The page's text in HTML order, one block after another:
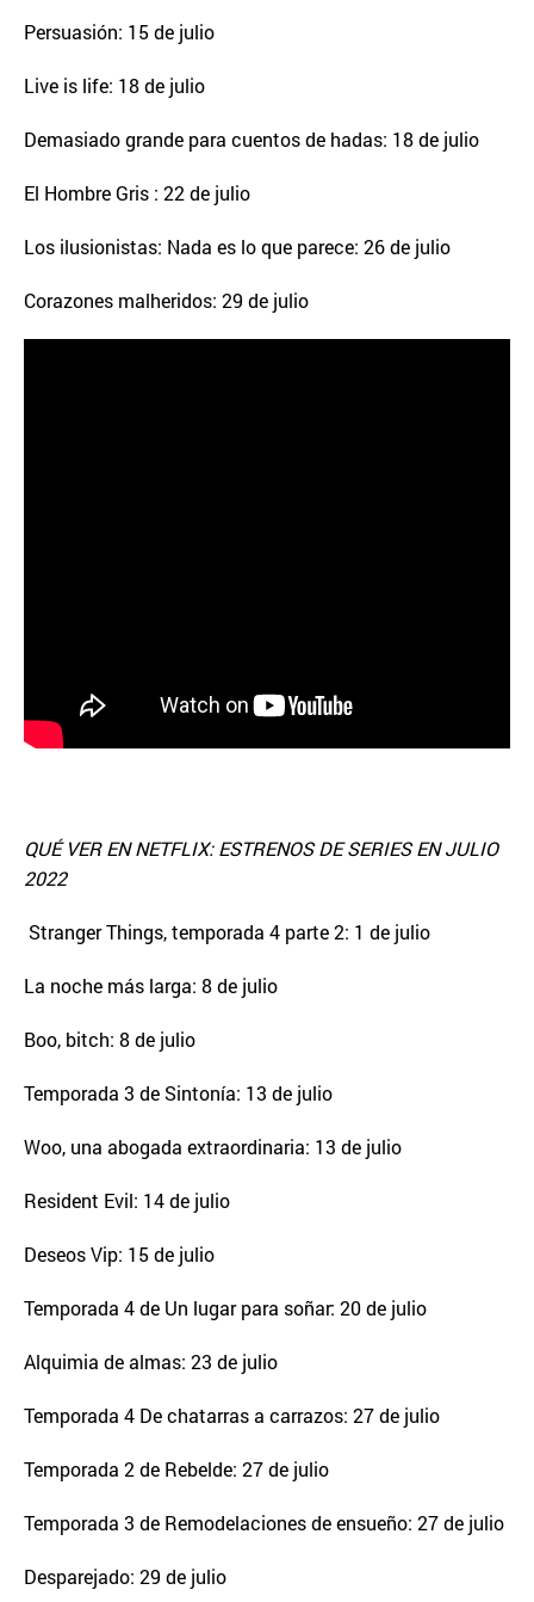
Persuasión: 15 de julio
Live is life: 18 de julio
Demasiado grande para cuentos de hadas: 18 de julio
El Hombre Gris : 22 de julio
Los ilusionistas: Nada es lo que parece: 26 de julio
Corazones malheridos: 29 de julio
QUÉ VER EN NETFLIX: ESTRENOS DE SERIES EN JULIO
2022
Stranger Things, temporada 4 parte 2: 1 de julio
La noche más larga: 8 de julio
Boo, bitch: 8 de julio
Temporada 3 de Sintonía: 13 de julio
Woo, una abogada extraordinaria: 13 de julio
Resident Evil: 14 de julio
Deseos Vip: 15 de julio
Temporada 4 de Un lugar para soñar: 20 de julio
Alquimia de almas: 23 de julio
Temporada 4 De chatarras a carrazos: 27 de julio
Temporada 2 de Rebelde: 27 de julio
Temporada 3 de Remodelaciones de ensueño: 27 de julio
Desparejado: 29 de julio